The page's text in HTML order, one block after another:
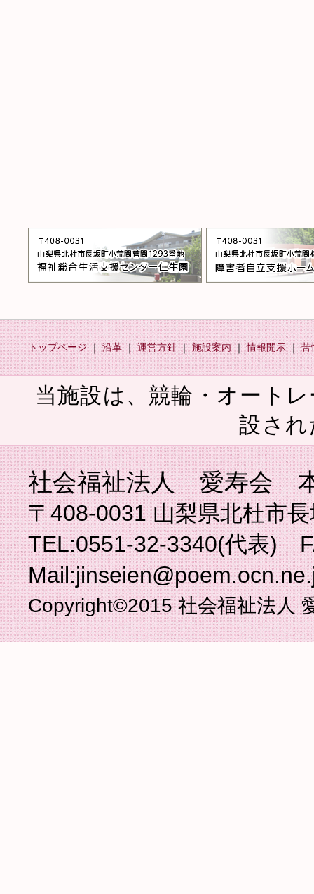
トップページ｜沿革｜運営方針｜施設案内｜情報開示｜苦
当施設は、競輪・オート
設さ
社会福祉法人 愛寿会
〒408-0031 山梨県北杜市
TEL:0551-32-3340(代表)
Copyright©2015 社会福祉法人